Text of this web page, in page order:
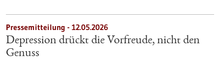
Pressemitteilung - 12.05.2026
Depression drückt die Vorfreude, nicht den
Genuss